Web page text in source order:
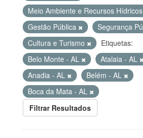
Meio Ambiente e Recursos Hídricos
Gestão Pública
Segurança
Cultura e Turismo
Etiquetas:
Belo Monte - AL
Atalaia - AL
Anadia - AL
Belém - AL
Boca da Mata - AL
Filtrar Resultados